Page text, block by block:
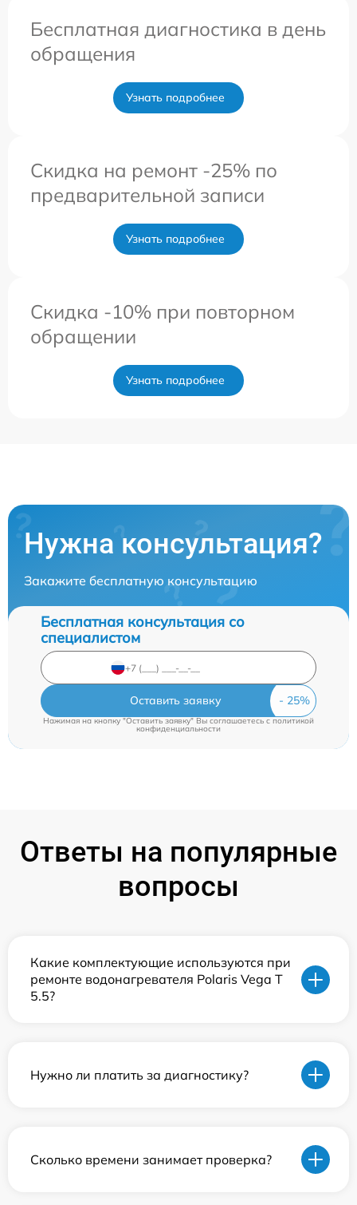
Бесплатная диагностика в день
обращения
Узнать подробнее
Скидка на ремонт -25% по
предварительной записи
Узнать подробнее
Скидка -10% при повторном
обращении
Узнать подробнее
Нужна консультация?
Закажите бесплатную консультацию
Бесплатная консультация со
специалистом
Оставить заявку
Нажимая на кнопку "Оставить заявку" Вы соглашаетесь cполитикой
конфиденциальности
Ответы на популярные
вопросы
Какие комплектующие используются при
ремонте водонагревателя Polaris Vega T
5.5?
Нужно ли платить за диагностику?
Сколько времени занимает проверка?